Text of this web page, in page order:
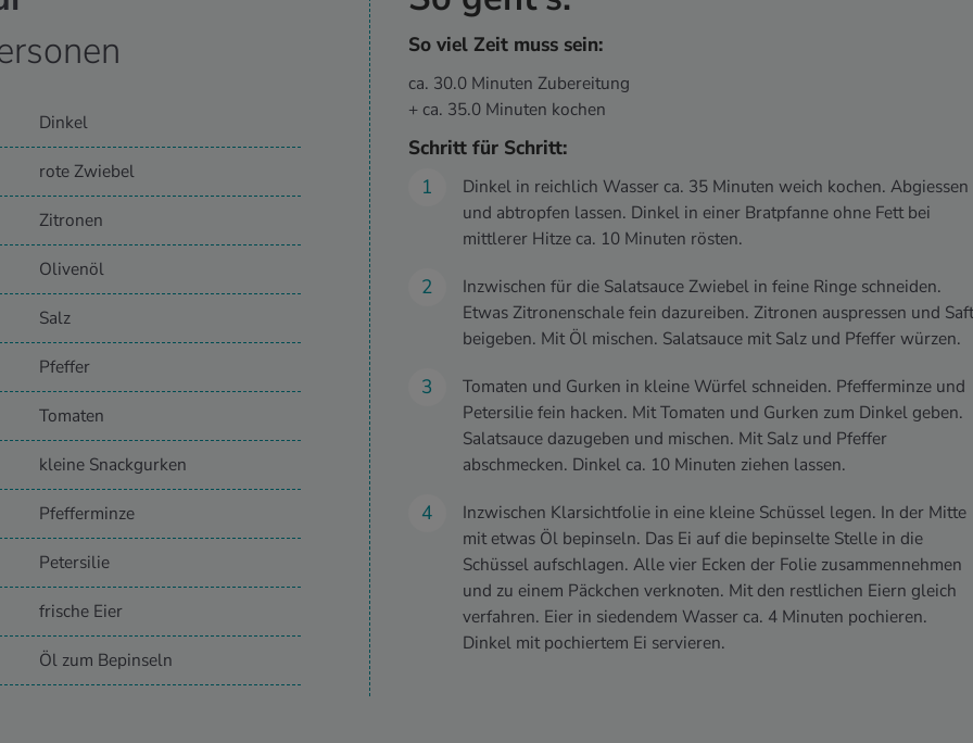
Dinkel
rote Zwiebel
Zitronen
Olivenöl
Salz
Pfeffer
Tomaten
kleine Snackgurken
Pfefferminze
Petersilie
frische Eier
Öl zum Bepinseln
So viel Zeit muss sein:
ca. 30.0 Minuten Zubereitung
+ ca. 35.0 Minuten kochen
Schritt für Schritt:
Dinkel in reichlich Wasser ca. 35 Minuten weich kochen. Abgiessen
und abtropfen lassen. Dinkel in einer Bratpfanne ohne Fett bei
mittlerer Hitze ca. 10 Minuten rösten.
Inzwischen für die Salatsauce Zwiebel in feine Ringe schneiden.
Etwas Zitronenschale fein dazureiben. Zitronen auspressen und Saft
beigeben. Mit Öl mischen. Salatsauce mit Salz und Pfeffer würzen.
Tomaten und Gurken in kleine Würfel schneiden. Pfefferminze und
Petersilie fein hacken. Mit Tomaten und Gurken zum Dinkel geben.
Salatsauce dazugeben und mischen. Mit Salz und Pfeffer
abschmecken. Dinkel ca. 10 Minuten ziehen lassen.
Inzwischen Klarsichtfolie in eine kleine Schüssel legen. In der Mitte
mit etwas Öl bepinseln. Das Ei auf die bepinselte Stelle in die
Schüssel aufschlagen. Alle vier Ecken der Folie zusammennehmen
und zu einem Päckchen verknoten. Mit den restlichen Eiern gleich
verfahren. Eier in siedendem Wasser ca. 4 Minuten pochieren.
Dinkel mit pochiertem Ei servieren.